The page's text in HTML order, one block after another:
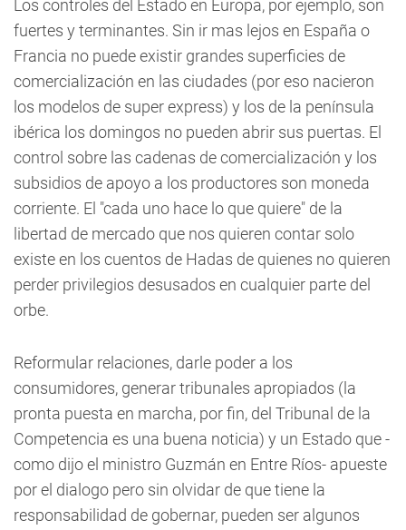
Los controles del Estado en Europa, por ejemplo, son
fuertes y terminantes. Sin ir mas lejos en España o
Francia no puede existir grandes superficies de
comercialización en las ciudades (por eso nacieron
los modelos de super express) y los de la península
ibérica los domingos no pueden abrir sus puertas. El
control sobre las cadenas de comercialización y los
subsidios de apoyo a los productores son moneda
corriente. El "cada uno hace lo que quiere" de la
libertad de mercado que nos quieren contar solo
existe en los cuentos de Hadas de quienes no quieren
perder privilegios desusados en cualquier parte del
orbe.
Reformular relaciones, darle poder a los
consumidores, generar tribunales apropiados (la
pronta puesta en marcha, por fin, del Tribunal de la
Competencia es una buena noticia) y un Estado que -
como dijo el ministro Guzmán en Entre Ríos- apueste
por el dialogo pero sin olvidar de que tiene la
responsabilidad de gobernar, pueden ser algunos